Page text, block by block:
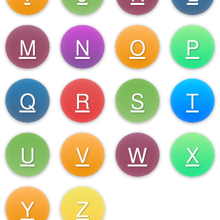
M
N O
P
Q
R S
T
U
V W
X
Y
Z